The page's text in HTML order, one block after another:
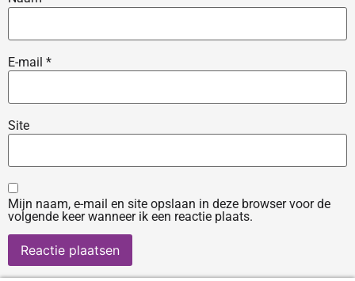
E-mail *
Site
Mijn naam, e-mail en site opslaan in deze browser voor de
volgende keer wanneer ik een reactie plaats.